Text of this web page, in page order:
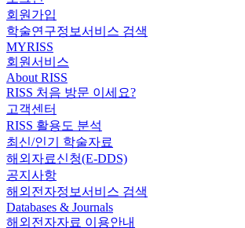
회원가입
학술연구정보서비스 검색
MYRISS
회원서비스
About RISS
RISS 처음 방문 이세요?
고객센터
RISS 활용도 분석
최신/인기 학술자료
해외자료신청(E-DDS)
공지사항
해외전자정보서비스 검색
Databases & Journals
해외전자자료 이용안내